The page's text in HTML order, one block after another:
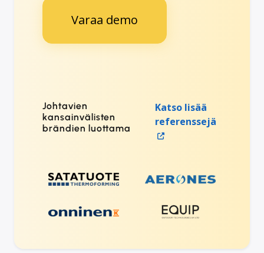
Varaa demo
Johtavien
kansainvälisten
brändien luottama
Katso lisää
referenssejä